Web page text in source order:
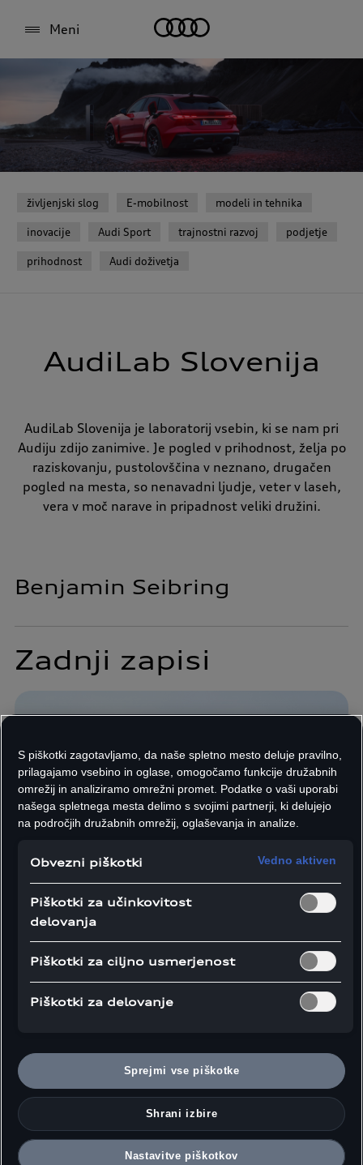
Meni
življenjski slog E-mobilnost modeli in tehnika
inovacije Audi Sport trajnostni razvoj podjetje
prihodnost Audi doživetja
AudiLab Slovenija
AudiLab Slovenija je laboratorij vsebin, ki se nam pri
Audiju zdijo zanimive. Je pogled v prihodnost, želja po
raziskovanju, pustolovščina v neznano, drugačen
pogled na mesta, so nenavadni ljudje, veter v laseh,
vera v moč narave in pripadnost veliki družini.
Benjamin Seibring
Zadnji zapisi
E-mobilnost 26.07.2023
Dinamika na povsem novi
ravni
Trije elektromotorji zagotavljajo izjemno dinamično
zmogljivost vozila Audi SQ8 Sportback e-tron,
ključno vlogo pri tem pa igrata električni štirikolesni
Experience.
S piškotki zagotavljamo, da naše spletno mesto deluje pravilno,
prilagajamo vsebino in oglase, omogočamo funkcije družabnih
omrežij in analiziramo omrežni promet. Podatke o vaši uporabi
našega spletnega mesta delimo s svojimi partnerji, ki delujejo
na področjih družabnih omrežij, oglaševanja in analize.
Obvezni piškotki Vedno aktiven
Piškotki za učinkovitost
delovanja
Piškotki za ciljno usmerjenost
Piškotki za delovanje
Sprejmi vse piškotke
Shrani izbire
Nastavitve piškotkov